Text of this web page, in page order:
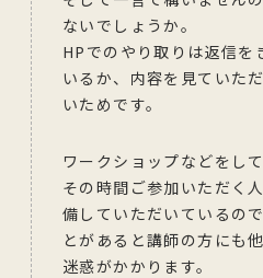
ないでしょうか。
HPでのやり取りは返信を
いるか、内容を見ていた
いためです。
ワークショップなどをし
その時間ご参加いただく
備していただいているの
とがあると講師の方にも
迷惑がかかります。